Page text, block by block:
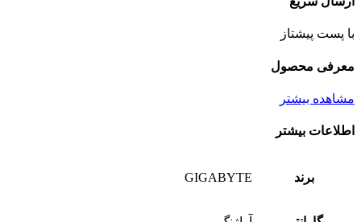
با پست پیشتاز
معرفی محصول
مشاهده بیشتر
اطلاعات بیشتر
برند GIGABYTE